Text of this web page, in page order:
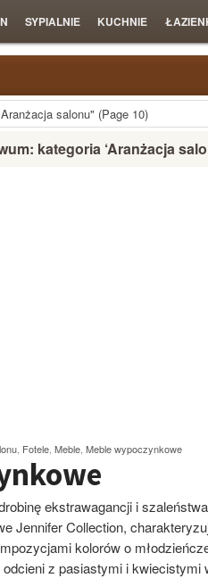
SYPIALNIE KUCHNIE
salonu" (Page 10)
kategoria ‘Aranżacja
Fotele Meble Meble wypoczynkowe
ekstrawagancji i
Jennifer Collection,
kolorów o
z pasiastymi i